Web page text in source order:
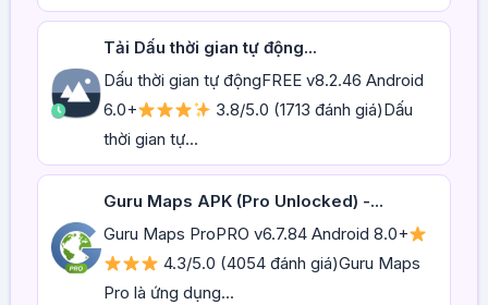
Tải Dấu thời gian tự động...
Dấu thời gian tự độngFREE v8.2.46 Android
6.0+
3.8/5.0 (1713 đánh giá)Dấu
thời gian tự...
Guru Maps APK (Pro Unlocked) -...
Guru Maps ProPRO v6.7.84 Android 8.0+
4.3/5.0 (4054 đánh giá)Guru Maps
Pro là ứng dụng...